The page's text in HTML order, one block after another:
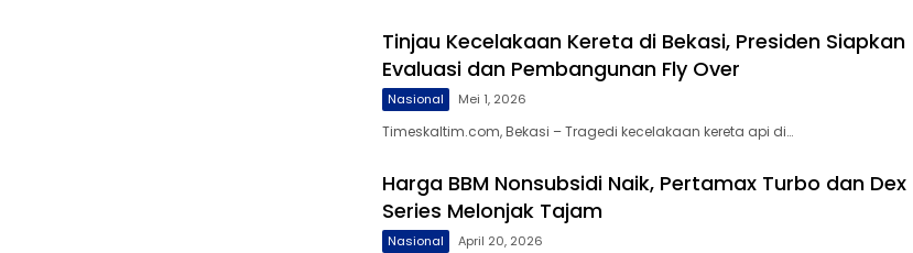
Tinjau Kecelakaan Kereta di Bekasi, Presiden Siapkan
Evaluasi dan Pembangunan Fly Over
Nasional Mei 1, 2026
Timeskaltim.com, Bekasi – Tragedi kecelakaan kereta api di…
Harga BBM Nonsubsidi Naik, Pertamax Turbo dan Dex
Series Melonjak Tajam
Nasional April 20, 2026